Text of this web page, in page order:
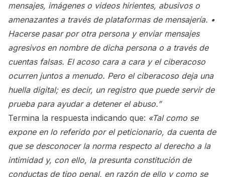
mensajes, imágenes o videos hirientes, abusivos o
amenazantes a través de plataformas de mensajería. •
Hacerse pasar por otra persona y enviar mensajes
agresivos en nombre de dicha persona o a través de
cuentas falsas. El acoso cara a cara y el ciberacoso
ocurren juntos a menudo. Pero el ciberacoso deja una
huella digital; es decir, un registro que puede servir de
prueba para ayudar a detener el abuso.”
Termina la respuesta indicando que: «Tal como se
expone en lo referido por el peticionario, da cuenta de
que se desconocer la norma respecto al derecho a la
intimidad y, con ello, la presunta constitución de
conductas de tipo penal, en razón de ello y como se